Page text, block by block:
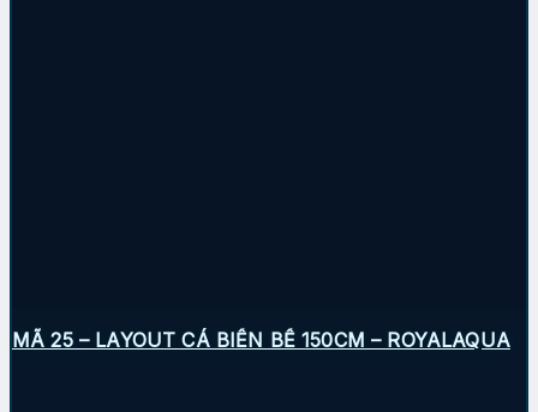
MÃ 25 – LAYOUT CÁ BIỂN BỂ 150CM – ROYALAQUA